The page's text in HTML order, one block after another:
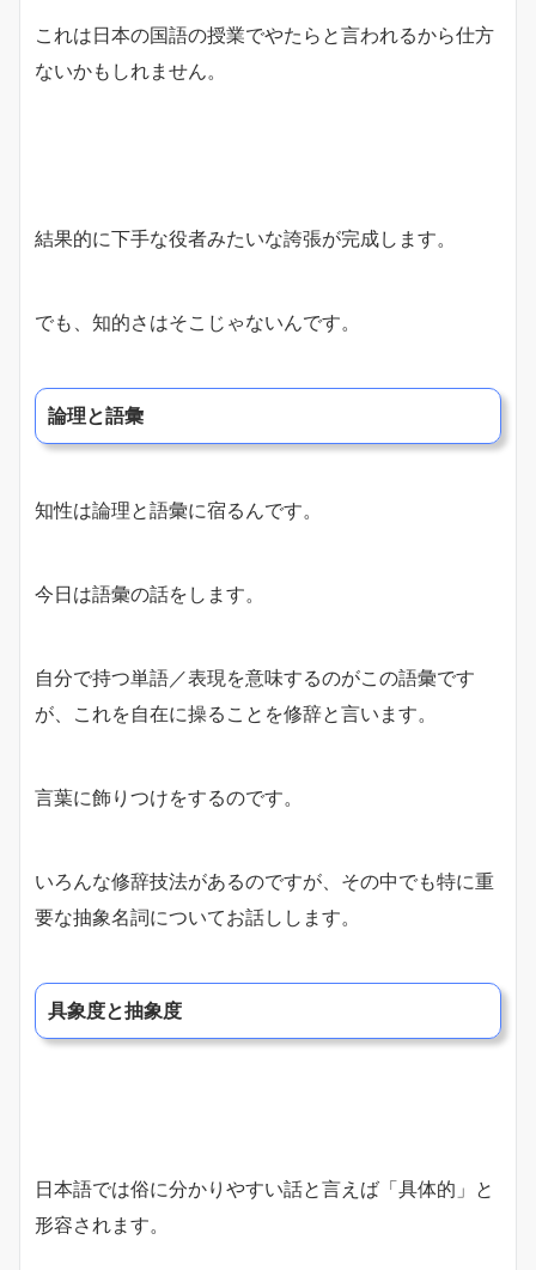
これは日本の国語の授業でやたらと言われるから仕方
ないかもしれません。
結果的に下手な役者みたいな誇張が完成します。
でも、知的さはそこじゃないんです。
論理と語彙
知性は論理と語彙に宿るんです。
今日は語彙の話をします。
自分で持つ単語／表現を意味するのがこの語彙です
が、これを自在に操ることを修辞と言います。
言葉に飾りつけをするのです。
いろんな修辞技法があるのですが、その中でも特に重
要な抽象名詞についてお話しします。
具象度と抽象度
日本語では俗に分かりやすい話と言えば「具体的」と
形容されます。